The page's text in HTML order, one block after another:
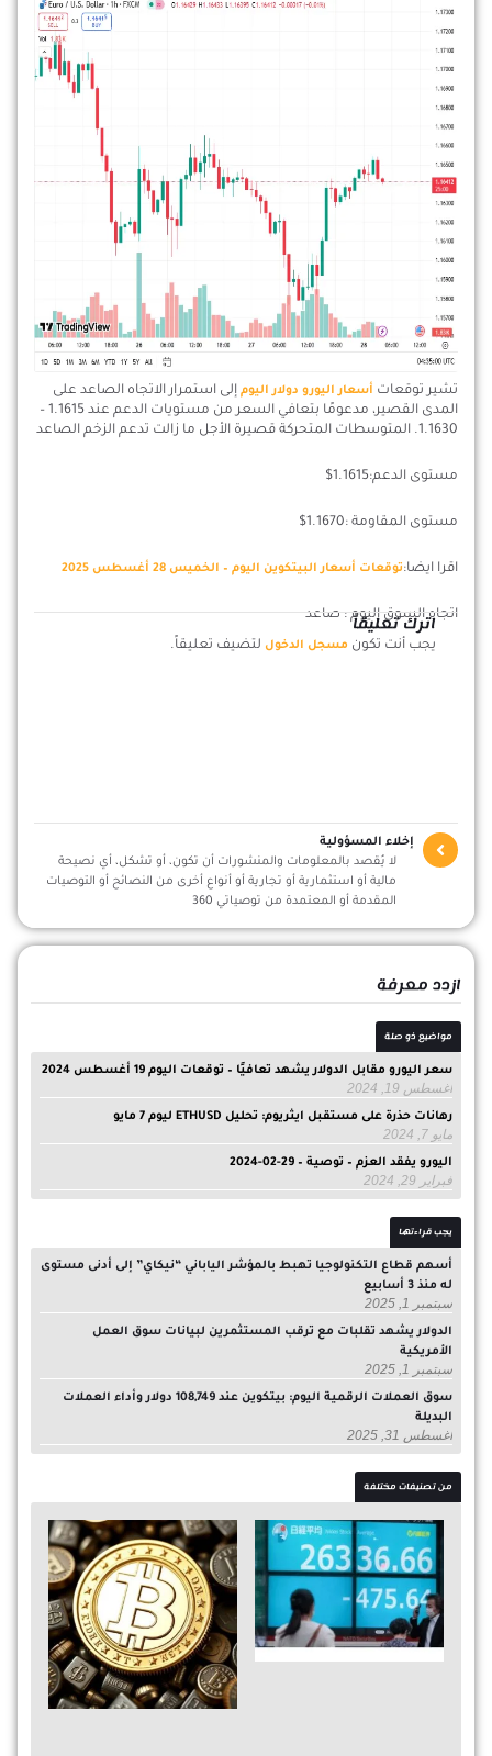
تشير توقعات أسعار اليورو دولار اليوم إلى استمرار الاتجاه الصاعد على
المدى القصير، مدعومًا بتعافي السعر من مستويات الدعم عند 1.1615 –
1.1630. المتوسطات المتحركة قصيرة الأجل ما زالت تدعم الزخم الصاعد
مستوى الدعم:1.1615$
مستوى المقاومة :1.1670$
اقرا ايضا:توقعات أسعار البيتكوين اليوم – الخميس 28 أغسطس 2025
اتجاه السوق اليوم : صاعد
اترك تعليقاً
يجب أنت تكون مسجل الدخول لتضيف تعليقاً.
إخلاء المسؤولية
لا يُقصد بالمعلومات والمنشورات أن تكون، أو تشكل، أي نصيحة
مالية أو استثمارية أو تجارية أو أنواع أخرى من النصائح أو التوصيات
المقدمة أو المعتمدة من توصياتي 360
ازدد معرفة
مواضيع ذو صلة
سعر اليورو مقابل الدولار يشهد تعافيًا – توقعات اليوم 19 أغسطس 2024
أغسطس 19, 2024
رهانات حذرة على مستقبل ايثريوم: تحليل ETHUSD ليوم 7 مايو
مايو 7, 2024
اليورو يفقد العزم – توصية – 29-02-2024
فبراير 29, 2024
يجب قراءتها
أسهم قطاع التكنولوجيا تهبط بالمؤشر الياباني “نيكاي” إلى أدنى مستوى
له منذ 3 أسابيع
سبتمبر 1, 2025
الدولار يشهد تقلبات مع ترقب المستثمرين لبيانات سوق العمل
الأمريكية
سبتمبر 1, 2025
سوق العملات الرقمية اليوم: بيتكوين عند 108,749 دولار وأداء العملات
البديلة
أغسطس 31, 2025
من تصنيفات مختلفة